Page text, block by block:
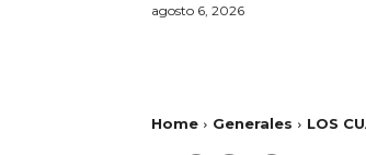
agosto 6, 2026